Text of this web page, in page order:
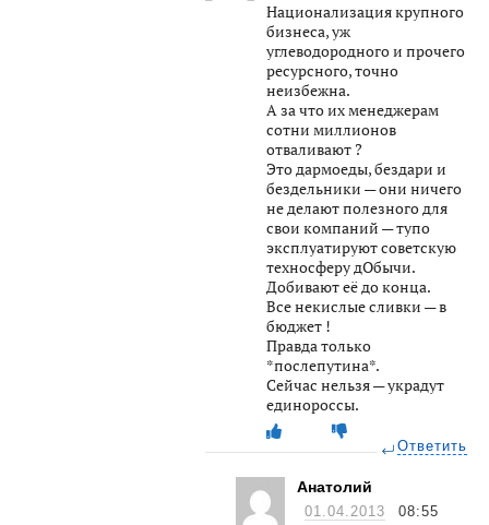
Национализация крупного
бизнеса, уж
углеводородного и прочего
ресурсного, точно
неизбежна.
А за что их менеджерам
сотни миллионов
отваливают ?
Это дармоеды, бездари и
бездельники — они ничего
не делают полезного для
свои компаний — тупо
эксплуатируют советскую
техносферу дОбычи.
Добивают её до конца.
Все некислые сливки — в
бюджет !
Правда только
*послепутина*.
Сейчас нельзя — украдут
единороссы.
Ответить
Анатолий
01.04.2013 08:55